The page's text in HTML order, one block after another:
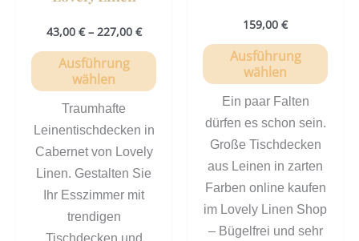
43,00 €– 227,00 €
Ausführung
wählen
Traumhafte
Leinentischdecken in
Cabernet von Lovely
Linen. Gestalten Sie
Ihr Esszimmer mit
trendigen
Tischdecken und
159,00 €
Ausführung
wählen
Ein paar Falten
dürfen es schon sein.
Große Tischdecken
aus Leinen in zarten
Farben online kaufen
im Lovely Linen Shop
– Bügelfrei und sehr